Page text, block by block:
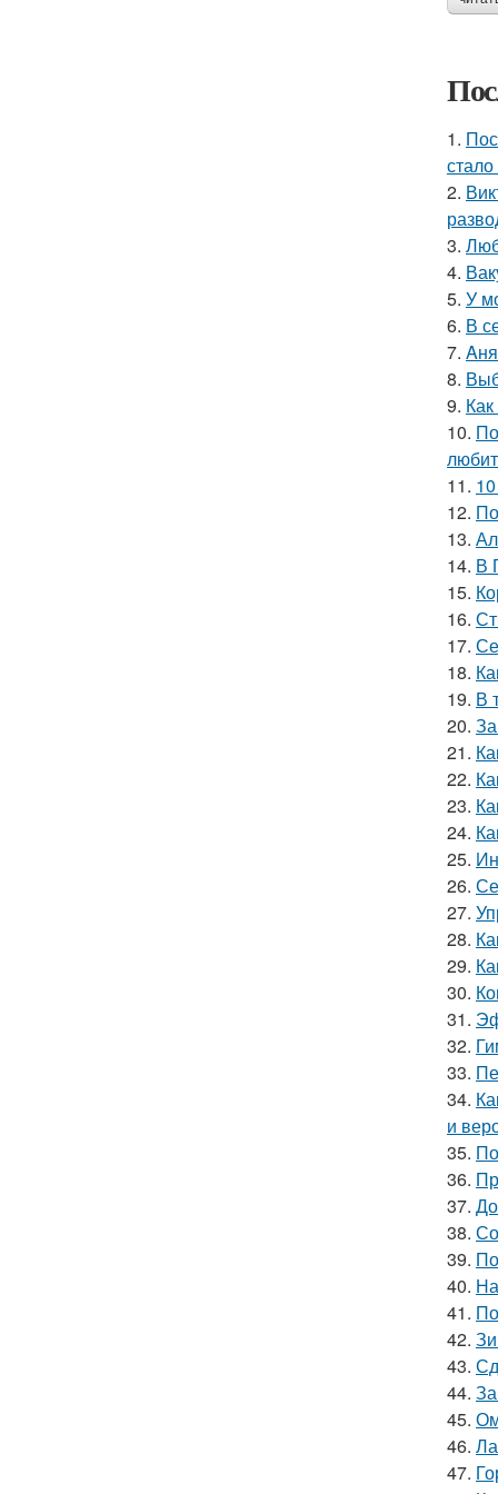
1.
2.
3.
4.
5. У
6. В
7.
8.
9.
10.
11.
12.
13.
14. В
15.
16.
17.
18.
19. В
20.
21.
22.
23.
24.
25.
26.
27.
28.
29.
30.
31.
32.
33.
34.
и
35.
36.
37.
38.
39.
40.
41.
42.
43.
44.
45.
46.
47.